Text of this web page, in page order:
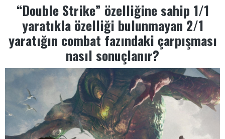
“Double Strike” özelliğine sahip 1/1
yaratıkla özelliği bulunmayan 2/1
yaratığın combat fazındaki çarpışması
nasıl sonuçlanır?